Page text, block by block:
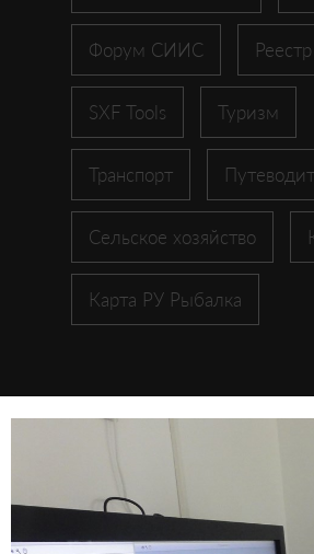
Форум СИИС
SXF Tools Туризм
Транспорт
Сельское хозяйство
Карта РУ Рыбалка